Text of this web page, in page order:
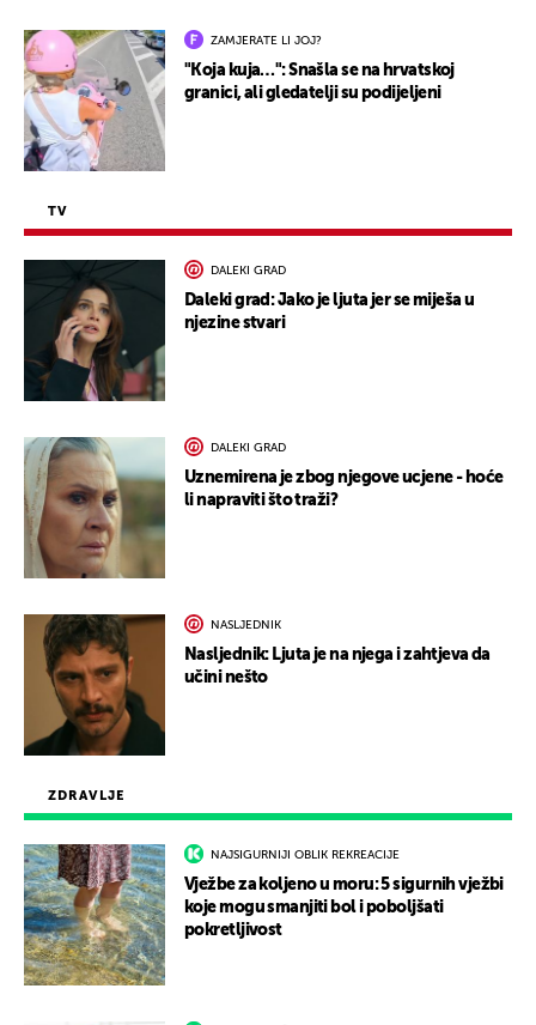
ZDRAVLJE
NAJSIGURNIJI OBLIK REKREACIJE
Vježbe za koljeno u moru: 5 sigurnih vježbi
koje mogu smanjiti bol i poboljšati
pokretljivost
ZAMJERATE LI JOJ?
"Koja kuja…": Snašla se na hrvatskoj
granici, ali gledatelji su podijeljeni
TV
DALEKI GRAD
Daleki grad: Jako je ljuta jer se miješa u
njezine stvari
DALEKI GRAD
Uznemirena je zbog njegove ucjene - hoće
li napraviti što traži?
NASLJEDNIK
Nasljednik: Ljuta je na njega i zahtjeva da
učini nešto